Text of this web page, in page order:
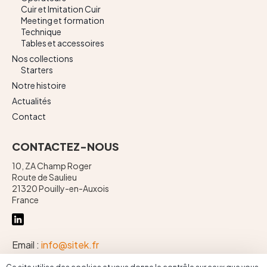
Cuir et Imitation Cuir
Meeting et formation
Technique
Tables et accessoires
Nos collections
Starters
Notre histoire
Actualités
Contact
CONTACTEZ-NOUS
10, ZA Champ Roger
Route de Saulieu
21320 Pouilly-en-Auxois
France
Email : info@sitek.fr